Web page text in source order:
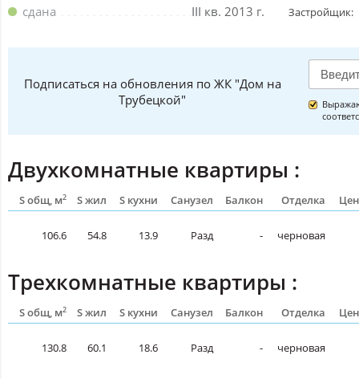
III кв. 2013 г.
сдана Застройщик:
Подписаться на обновления по ЖК "Дом на
Трубецкой"
Двухкомнатные квартиры :
S общ, м2 S жил S кухни Санузел Балкон Отделка
106.6 54.8 13.9 Разд - черновая
Трехкомнатные квартиры :
S общ, м2 S жил S кухни Санузел Балкон Отделка
130.8 60.1 18.6 Разд - черновая